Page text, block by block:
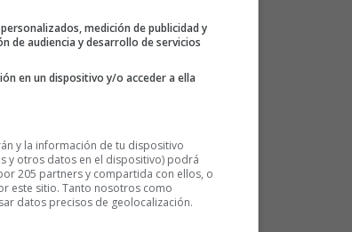
tan fácil, cualquiera haría un hit
simples fórmulas o unos
de
. Y todo ese ‘mucho
medición de publicidad y
de audiencia y desarrollo de servicios
en un dispositivo y/o acceder a ella
y la información de tu dispositivo
y otros datos en el dispositivo) podrá
205 partners y compartida con ellos, o
este sitio. Tanto nosotros como
datos precisos de geolocalización.